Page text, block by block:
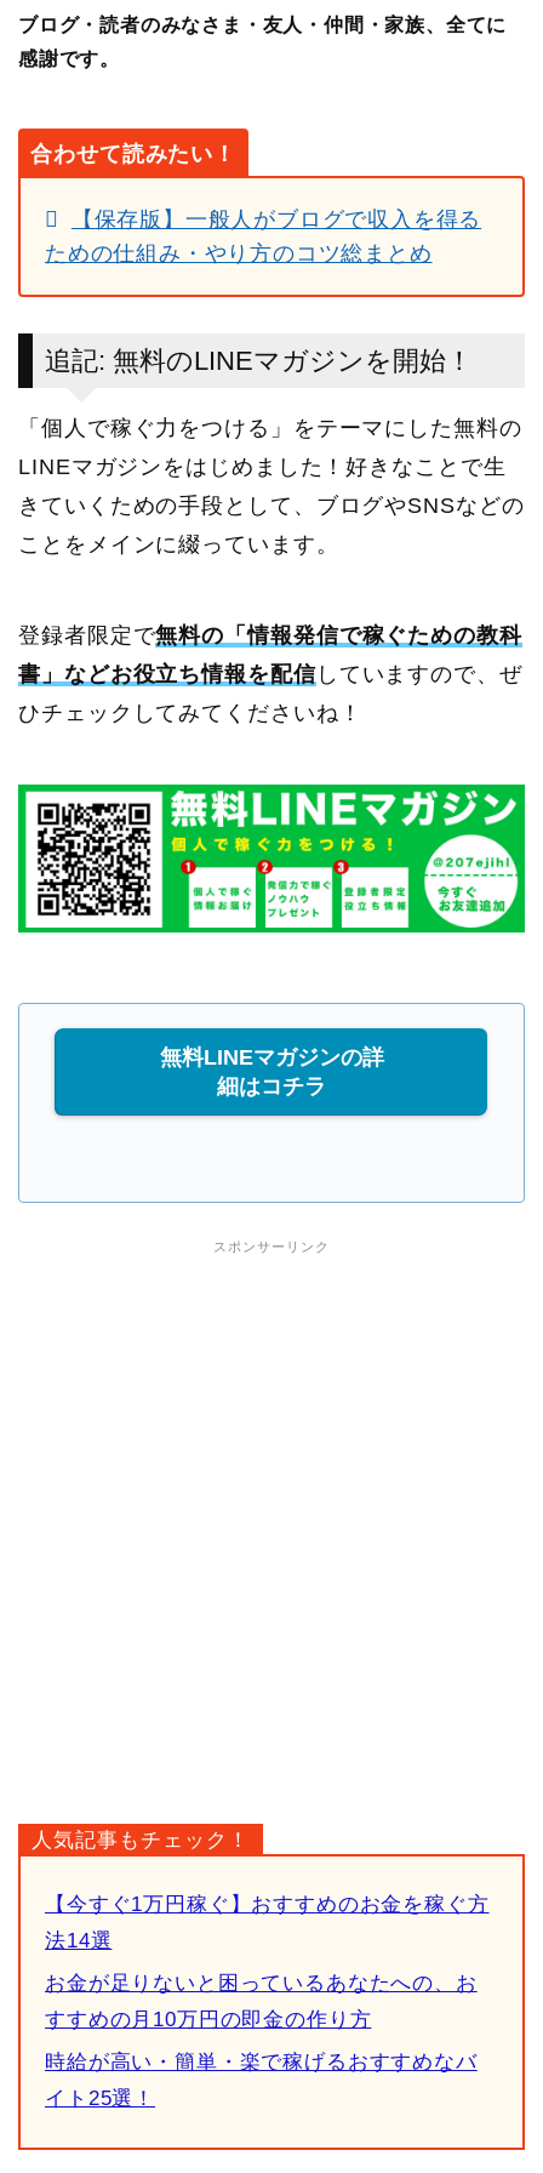
ブログ・読者のみなさま・友人・仲間・家族、全てに
感謝です。
合わせて読みたい！
【保存版】一般人がブログで収入を得る
ための仕組み・やり方のコツ総まとめ
追記: 無料のLINEマガジンを開始！
「個人で稼ぐ力をつける」をテーマにした無料の
LINEマガジンをはじめました！好きなことで生
きていくための手段として、ブログやSNSなどの
ことをメインに綴っています。
登録者限定で無料の「情報発信で稼ぐための教科
書」などお役立ち情報を配信していますので、ぜ
ひチェックしてみてくださいね！
無料LINEマガジンの詳
細はコチラ
スポンサーリンク
人気記事もチェック！
【今すぐ1万円稼ぐ】おすすめのお金を稼ぐ方
法14選
お金が足りないと困っているあなたへの、お
すすめの月10万円の即金の作り方
時給が高い・簡単・楽で稼げるおすすめなバ
イト25選！